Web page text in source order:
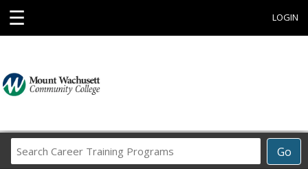
☰ LOGIN
Go
Career